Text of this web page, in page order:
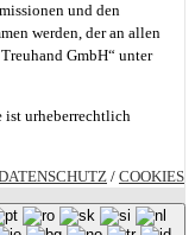
und den
werden, der an allen
GmbH“ unter
ist urheberrechtlich
/ COOKIES